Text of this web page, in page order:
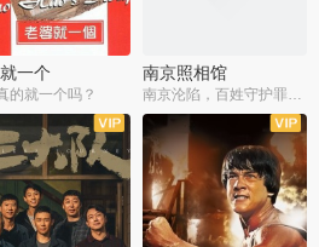
一个
的就一个吗？
南京照相馆
南京沦陷，百姓守护罪证底片